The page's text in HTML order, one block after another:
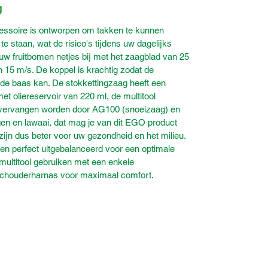
is ontworpen om takken te kunnen
staan, wat de risico's tijdens uw dagelijks
fruitbomen netjes bij met het zaagblad van 25
15 m/s. De koppel is krachtig zodat de
baas kan. De stokkettingzaag heeft een
oliereservoir van 220 ml, de multitool
worden door AG100 (snoeizaag) en
en lawaai, dat mag je van dit EGO product
dus beter voor uw gezondheid en het milieu.
perfect uitgebalanceerd voor een optimale
gebruiken met een enkele
voor maximaal comfort.